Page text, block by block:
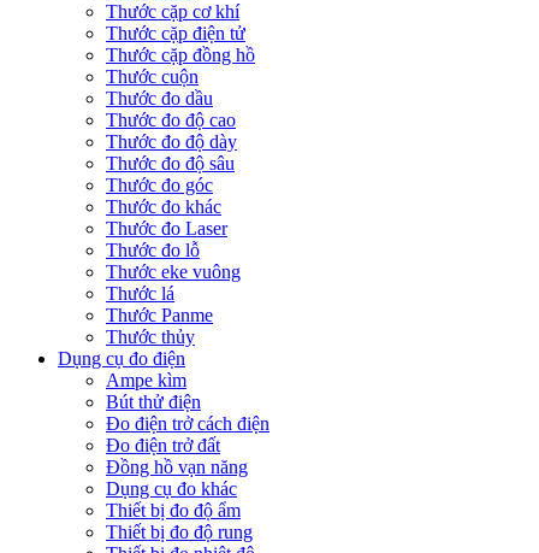
Thước cặp cơ khí
Thước cặp điện tử
Thước cặp đồng hồ
Thước cuộn
Thước đo dầu
Thước đo độ cao
Thước đo độ dày
Thước đo độ sâu
Thước đo góc
Thước đo khác
Thước đo Laser
Thước đo lỗ
Thước eke vuông
Thước lá
Thước Panme
Thước thủy
Dụng cụ đo điện
Ampe kìm
Bút thử điện
Đo điện trở cách điện
Đo điện trở đất
Đồng hồ vạn năng
Dụng cụ đo khác
Thiết bị đo độ ẩm
Thiết bị đo độ rung